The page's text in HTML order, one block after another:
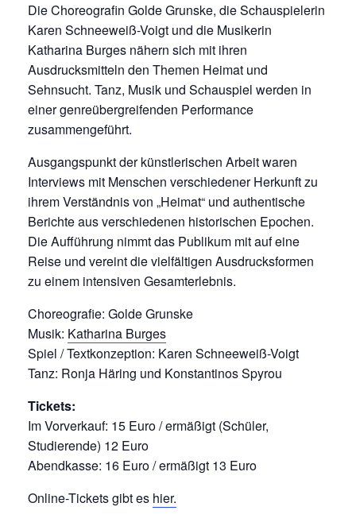
Die Choreografin Golde Grunske, die Schauspielerin
Karen Schneeweiß-Voigt und die Musikerin
Katharina Burges nähern sich mit ihren
Ausdrucksmitteln den Themen Heimat und
Sehnsucht. Tanz, Musik und Schauspiel werden in
einer genreübergreifenden Performance
zusammengeführt.
Ausgangspunkt der künstlerischen Arbeit waren
Interviews mit Menschen verschiedener Herkunft zu
ihrem Verständnis von „Heimat“ und authentische
Berichte aus verschiedenen historischen Epochen.
Die Aufführung nimmt das Publikum mit auf eine
Reise und vereint die vielfältigen Ausdrucksformen
zu einem intensiven Gesamterlebnis.
Choreografie: Golde Grunske
Musik: Katharina Burges
Spiel / Textkonzeption: Karen Schneeweiß-Voigt
Tanz: Ronja Häring und Konstantinos Spyrou
Tickets:
Im Vorverkauf: 15 Euro / ermäßigt (Schüler,
Studierende) 12 Euro
Abendkasse: 16 Euro / ermäßigt 13 Euro
Online-Tickets gibt es hier.